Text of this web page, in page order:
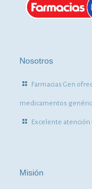
Nosotros
Farmacias Gen
medicamentos
Excelente atención
Misión